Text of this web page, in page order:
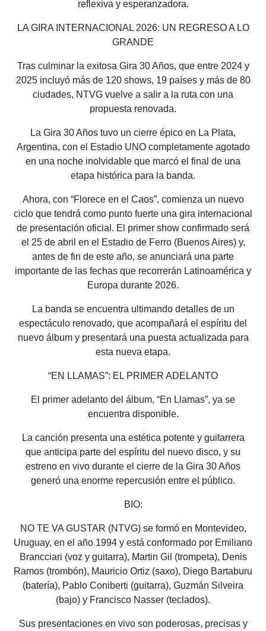
reflexiva y esperanzadora.
LA GIRA INTERNACIONAL 2026: UN REGRESO A LO
GRANDE
Tras culminar la exitosa Gira 30 Años, que entre 2024 y
2025 incluyó más de 120 shows, 19 países y más de 80
ciudades, NTVG vuelve a salir a la ruta con una
propuesta renovada.
La Gira 30 Años tuvo un cierre épico en La Plata,
Argentina, con el Estadio UNO completamente agotado
en una noche inolvidable que marcó el final de una
etapa histórica para la banda.
Ahora, con “Florece en el Caos”, comienza un nuevo
ciclo que tendrá como punto fuerte una gira internacional
de presentación oficial. El primer show confirmado será
el 25 de abril en el Estadio de Ferro (Buenos Aires) y,
antes de fin de este año, se anunciará una parte
importante de las fechas que recorrerán Latinoamérica y
Europa durante 2026.
La banda se encuentra ultimando detalles de un
espectáculo renovado, que acompañará el espíritu del
nuevo álbum y presentará una puesta actualizada para
esta nueva etapa.
“EN LLAMAS”: EL PRIMER ADELANTO
El primer adelanto del álbum, “En Llamas”, ya se
encuentra disponible.
La canción presenta una estética potente y guitarrera
que anticipa parte del espíritu del nuevo disco, y su
estreno en vivo durante el cierre de la Gira 30 Años
generó una enorme repercusión entre el público.
BIO:
NO TE VA GUSTAR (NTVG) se formó en Montevideo,
Uruguay, en el año 1994 y está conformado por Emiliano
Brancciari (voz y guitarra), Martin Gil (trompeta), Denis
Ramos (trombón), Mauricio Ortiz (saxo), Diego Bartaburu
(batería), Pablo Coniberti (guitarra), Guzmán Silveira
(bajo) y Francisco Nasser (teclados).
Sus presentaciones en vivo son poderosas, precisas y